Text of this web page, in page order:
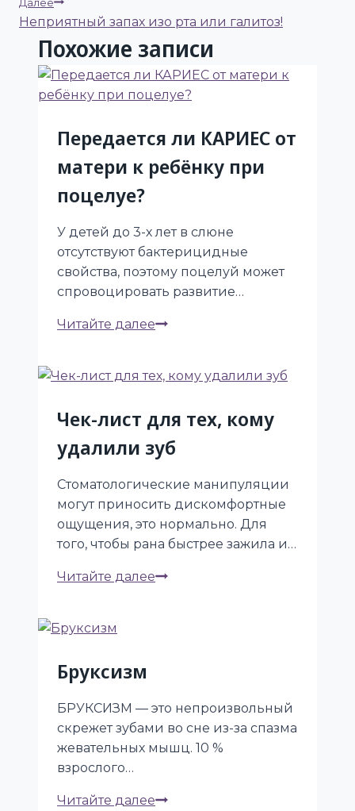
записям
Далее
Неприятный запах изо рта или галитоз!
Похожие записи
Передается ли КАРИЕС от
матери к ребёнку при
поцелуе?
У детей до 3-х лет в слюне
отсутствуют бактерицидные
свойства, поэтому поцелуй может
спровоцировать развитие…
Читайте далееПередается
от
к
ребёнку
при
поцелуе?
Чек-лист для тех, кому
удалили зуб
Стоматологические манипуляции
могут приносить дискомфортные
ощущения, это нормально. Для
того, чтобы рана быстрее зажила и…
Читайте далееЧек-
Бруксизм
БРУКСИЗМ — это непроизвольный
скрежет зубами во сне из-за спазма
жевательных мышц. 10 %
взрослого…
Читайте далееБруксизм